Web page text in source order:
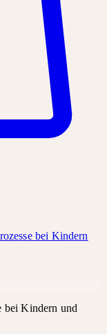
bei Kindern
bei Kindern und